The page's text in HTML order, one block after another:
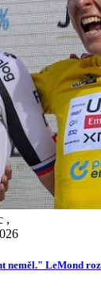
,
neměl." LeMond